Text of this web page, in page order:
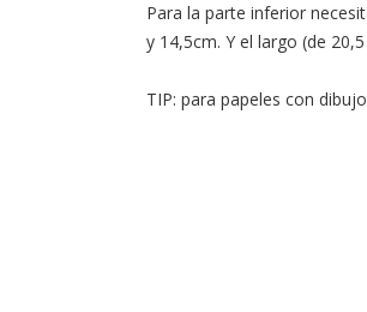
Para la parte inferior
y 14,5cm. Y el largo (de
TIP: para papeles con